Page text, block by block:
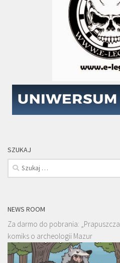
SZUKAJ
Szukaj:
NEWS ROOM
Za darmo do pobrania:
komiks o archeologii Mazur